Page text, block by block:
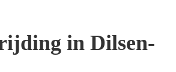
in Dilsen-